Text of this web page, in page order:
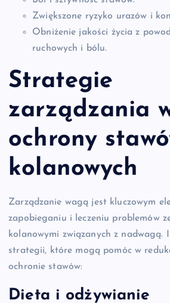
Zwiększone ryzyko urazów i
Obniżenie jakości życia z
ruchowych i bólu.
Strategie
zarządzania
ochrony
kolanowych
Zarządzanie wagą jest kluczowym
zapobieganiu i leczeniu problemów
kolanowymi związanych z nadwagą.
strategii, które mogą pomóc w
ochronie stawów:
Dieta i odżywianie